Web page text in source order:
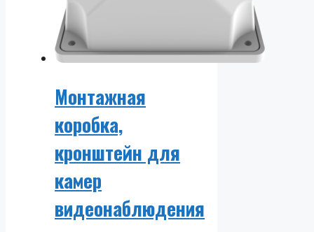
Монтажная
коробка,
кронштейн для
камер
видеонаблюдения